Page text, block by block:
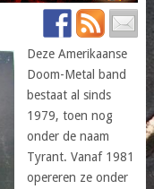
Deze Amerikaanse
Doom-Metal band
bestaat al sinds
1979, toen nog
onder de naam
Tyrant. Vanaf 1981
opereren ze onder